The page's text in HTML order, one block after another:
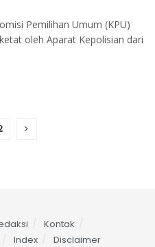
Pemilihan Umum (KPU)
oleh Aparat Kepolisian dari
Kontak
Index Disclaimer